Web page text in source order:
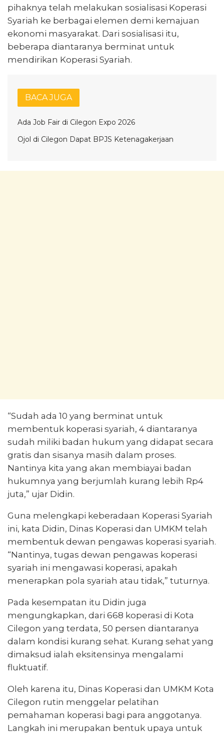
pihaknya telah melakukan sosialisasi Koperasi
Syariah ke berbagai elemen demi kemajuan
ekonomi masyarakat. Dari sosialisasi itu,
beberapa diantaranya berminat untuk
mendirikan Koperasi Syariah.
BACA JUGA
Ada Job Fair di Cilegon Expo 2026
Ojol di Cilegon Dapat BPJS Ketenagakerjaan
“Sudah ada 10 yang berminat untuk
membentuk koperasi syariah, 4 diantaranya
sudah miliki badan hukum yang didapat secara
gratis dan sisanya masih dalam proses.
Nantinya kita yang akan membiayai badan
hukumnya yang berjumlah kurang lebih Rp4
juta,” ujar Didin.
Guna melengkapi keberadaan Koperasi Syariah
ini, kata Didin, Dinas Koperasi dan UMKM telah
membentuk dewan pengawas koperasi syariah.
“Nantinya, tugas dewan pengawas koperasi
syariah ini mengawasi koperasi, apakah
menerapkan pola syariah atau tidak,” tuturnya.
Pada kesempatan itu Didin juga
mengungkapkan, dari 668 koperasi di Kota
Cilegon yang terdata, 50 persen diantaranya
dalam kondisi kurang sehat. Kurang sehat yang
dimaksud ialah eksitensinya mengalami
fluktuatif.
Oleh karena itu, Dinas Koperasi dan UMKM Kota
Cilegon rutin menggelar pelatihan
pemahaman koperasi bagi para anggotanya.
Langkah ini merupakan bentuk upaya untuk